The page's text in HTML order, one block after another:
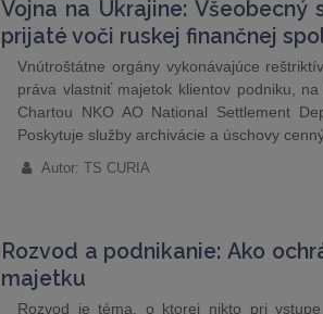
Vojna na Ukrajine:
prijaté voči ruskej finančnej
Vnútroštátne orgány vykonávajúce
práva vlastniť majetok klientov podniku,
Chartou NKO AO National Settlement
Poskytuje služby archivácie a úschovy
Autor: TS CURIA
Rozvod a podnikanie: Ako
majetku
Rozvod je téma, o ktorej nikto pri